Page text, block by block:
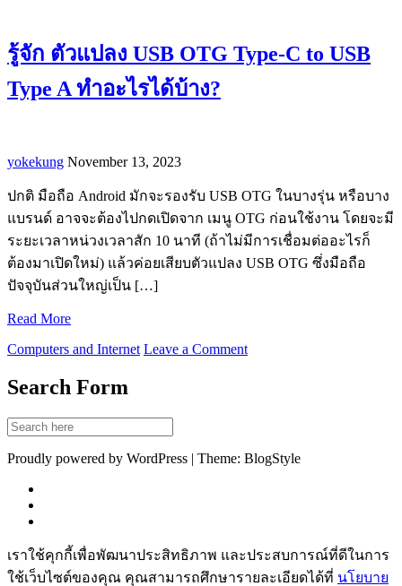
รู้จัก ตัวแปลง USB OTG Type-C to USB
Type A ทำอะไรได้บ้าง?
yokekung November 13, 2023
ปกติ มือถือ Android มักจะรองรับ USB OTG ในบางรุ่น หรือบาง
แบรนด์ อาจจะต้องไปกดเปิดจาก เมนู OTG ก่อนใช้งาน โดยจะมี
ระยะเวลาหน่วงเวลาสัก 10 นาที (ถ้าไม่มีการเชื่อมต่ออะไรก็
ต้องมาเปิดใหม่) แล้วค่อยเสียบตัวแปลง USB OTG ซึ่งมือถือ
ปัจจุบันส่วนใหญ่เป็น […]
Read More
Computers and Internet Leave a Comment
Search Form
Proudly powered by WordPress | Theme: BlogStyle
เราใช้คุกกี้เพื่อพัฒนาประสิทธิภาพ และประสบการณ์ที่ดีในการ
ใช้เว็บไซต์ของคุณ คุณสามารถศึกษารายละเอียดได้ที่ นโยบาย